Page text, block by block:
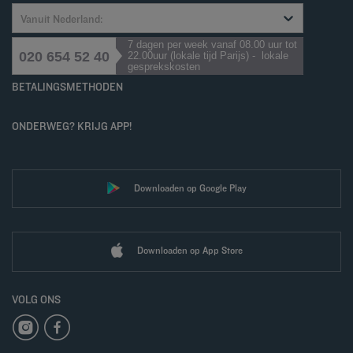
Vanuit Nederland:
020 654 52 40
7 dagen per week vanaf 08.00 uur tot
22.00uur (lokale tijd Parijs) - lokale
gesprekskosten
BETALINGSMETHODEN
ONDERWEG? KRIJG APP!
Downloaden op Google Play
Downloaden op App Store
VOLG ONS